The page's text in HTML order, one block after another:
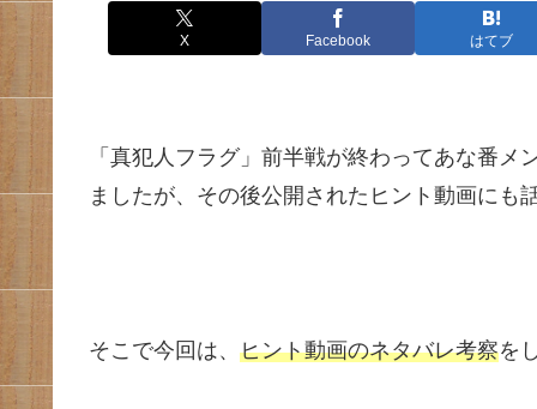
X Facebook はてブ
「真犯人フラグ」前半戦が終わってあな番
ましたが、その後公開されたヒント動画にも
そこで今回は、 ヒント動画のネタバレ考察を